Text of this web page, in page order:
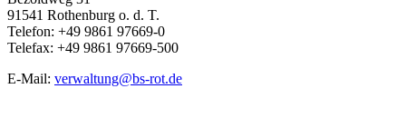
91541 Rothenburg o. d. T.
Telefon: +49 9861 97669-0
Telefax: +49 9861 97669-500
E-Mail: verwaltung@bs-rot.de